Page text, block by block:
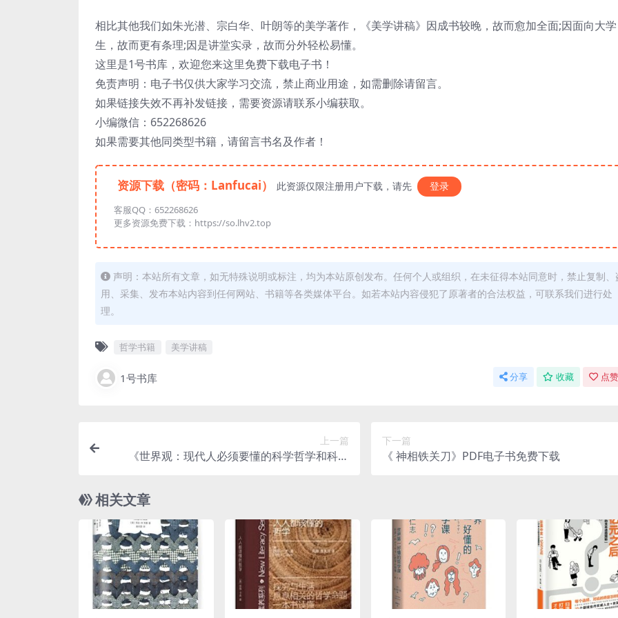
相比其他我们如朱光潜、宗白华、叶朗等的美学著作，《美学讲稿》因成书较晚，故而愈加全面;因面向大学
生，故而更有条理;因是讲堂实录，故而分外轻松易懂。
这里是1号书库，欢迎您来这里免费下载电子书！
免责声明：电子书仅供大家学习交流，禁止商业用途，如需删除请留言。
如果链接失效不再补发链接，需要资源请联系小编获取。
小编微信：652268626
如果需要其他同类型书籍，请留言书名及作者！
资源下载（密码：Lanfucai） 此资源仅限注册用户下载，请先 登录
客服QQ：652268626
更多资源免费下载：https://so.lhv2.top
声明：本站所有文章，如无特殊说明或标注，均为本站原创发布。任何个人或组织，在未征得本站同意时，禁止复制、
用、采集、发布本站内容到任何网站、书籍等各类媒体平台。如若本站内容侵犯了原著者的合法权益，可联系我们进行处
理。
哲学书籍 美学讲稿
1号书库 分享 收藏 点
上一篇
《世界观：现代人必须要懂的科学哲学和科学
下一篇
《 神相铁关刀》PDF电子书免费下载
相关文章